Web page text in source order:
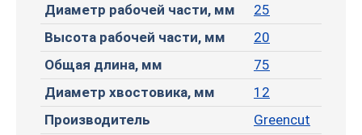
Диаметр рабочей части, мм
25
Высота рабочей части, мм
20
Общая длина, мм
75
Диаметр хвостовика, мм
12
Производитель
Greencut